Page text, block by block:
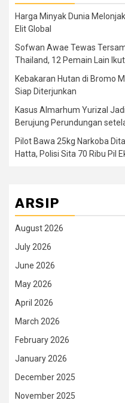
Harga Minyak Dunia
Elit Global
Sofwan Awae Tewas
Thailand, 12 Pemain Lain
Kebakaran Hutan di Bromo
Siap Diterjunkan
Kasus Almarhum Yurizal
Berujung Perundungan
Pilot Bawa 25kg Narkoba
Hatta, Polisi Sita 70 Ribu Pil
ARSIP
August 2026
July 2026
June 2026
May 2026
April 2026
March 2026
February 2026
January 2026
December 2025
November 2025